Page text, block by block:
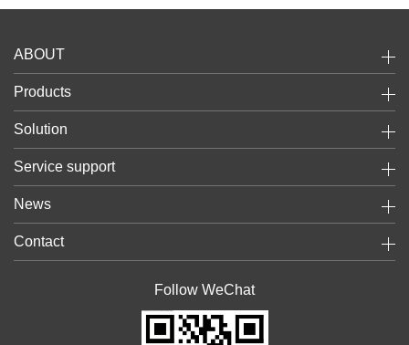
ABOUT
Products
Solution
Service support
News
Contact
Follow WeChat